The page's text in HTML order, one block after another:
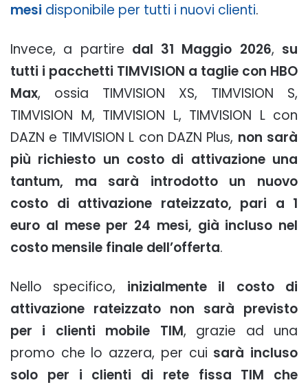
mesi disponibile per tutti i nuovi clienti.
Invece, a partire dal 31 Maggio 2026, su
tutti i pacchetti TIMVISION a taglie con HBO
Max, ossia TIMVISION XS, TIMVISION S,
TIMVISION M, TIMVISION L, TIMVISION L con
DAZN e TIMVISION L con DAZN Plus, non sarà
più richiesto un costo di attivazione una
tantum, ma sarà introdotto un nuovo
costo di attivazione rateizzato, pari a 1
euro al mese per 24 mesi, già incluso nel
costo mensile finale dell’offerta.
Nello specifico, inizialmente il costo di
attivazione rateizzato non sarà previsto
per i clienti mobile TIM, grazie ad una
promo che lo azzera, per cui sarà incluso
solo per i clienti di rete fissa TIM che